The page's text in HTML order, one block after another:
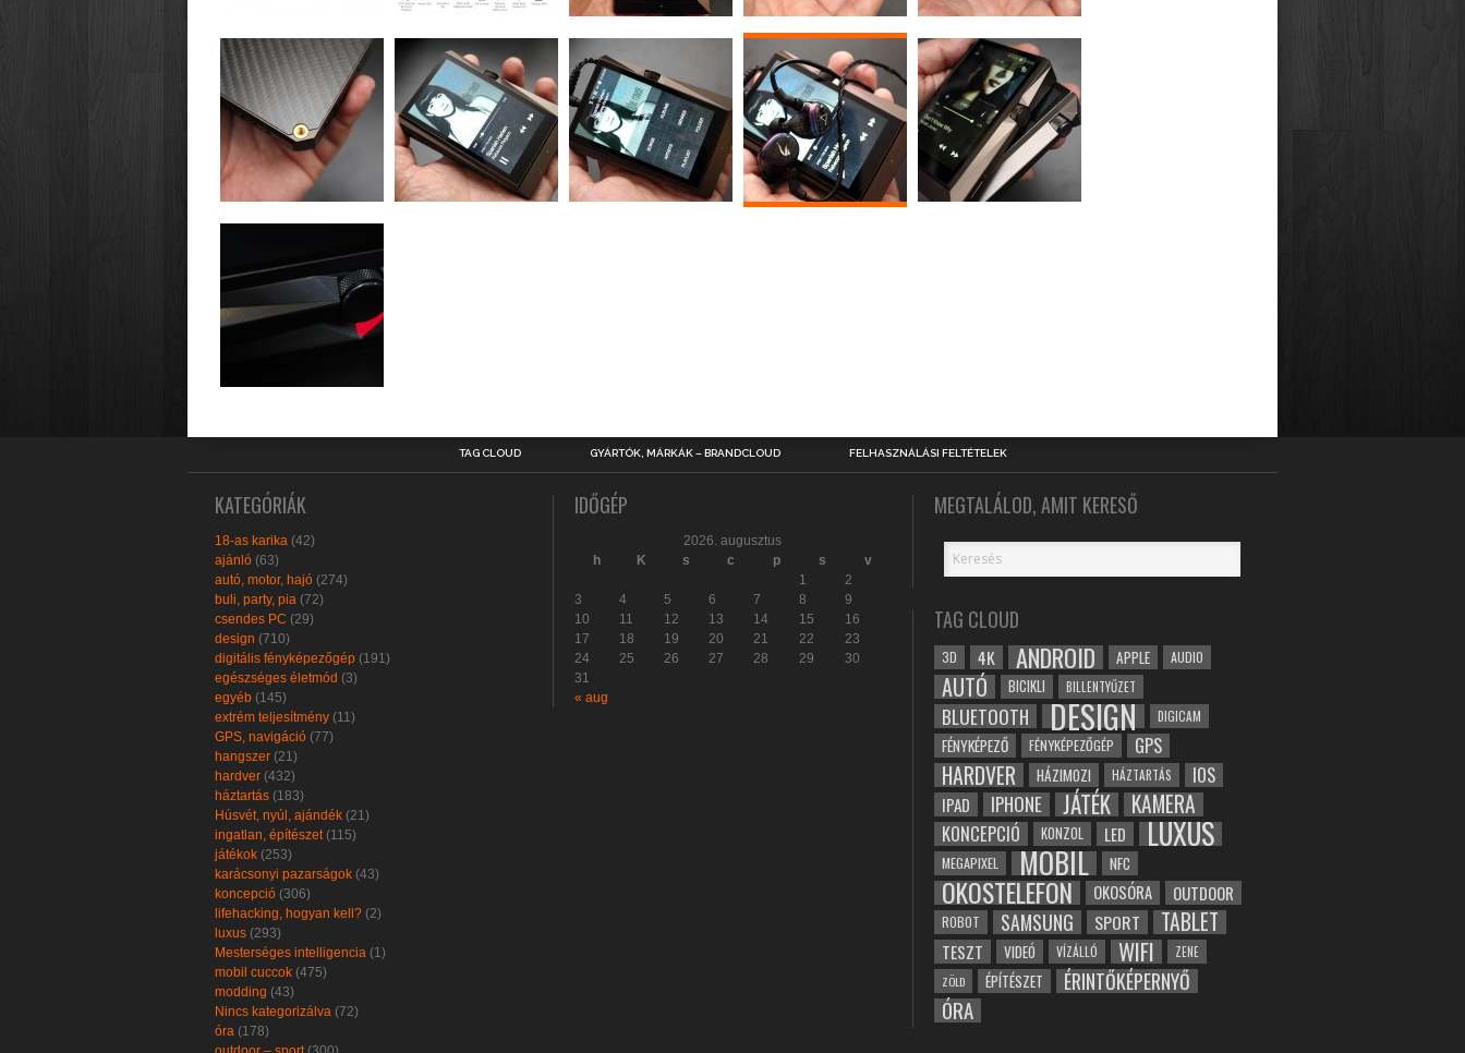
TAG CLOUD GYÁRTÓK, MÁRKÁK – BRANDCLOUD FELHASZNÁLÁSI FELTÉTELEK
KATEGÓRIÁK
18-as karika (42)
ajánló (63)
autó, motor, hajó (274)
buli, party, pia (72)
csendes PC (29)
design (710)
digitális fényképezőgép (191)
egészséges életmód (3)
egyéb (145)
extrém teljesítmény (11)
GPS, navigáció (77)
hangszer (21)
hardver (432)
háztartás (183)
Húsvét, nyúl, ajándék (21)
ingatlan, építészet (115)
játékok (253)
karácsonyi pazarságok (43)
koncepció (306)
lifehacking, hogyan kell? (2)
luxus (293)
Mesterséges intelligencia (1)
mobil cuccok (475)
modding (43)
Nincs kategorizálva (72)
óra (178)
IDŐGÉP
2026. augusztus
h
K s c p s
v
1
2
3
4 5 6 7 8
9
10
11 12 13 14 15
16
17
18 19 20 21 22
23
24
25 26 27 28 29
30
31
« aug
MEGTALÁLOD, AMIT KERESŐ
TAG CLOUD
3D 4K ANDROID APPLE AUDIO
AUTÓ BICIKLI BILLENTYŰZET
BLUETOOTH DESIGN DIGICAM
FÉNYKÉPEZŐ FÉNYKÉPEZŐGÉP GPS
HARDVER HÁZIMOZI HÁZTARTÁS IOS
IPAD IPHONE JÁTÉK KAMERA
KONCEPCIÓ KONZOL LED LUXUS
MEGAPIXEL MOBIL NFC
OKOSTELEFON OKOSÓRA OUTDOOR
ROBOT SAMSUNG SPORT TABLET
TESZT VIDEÓ VÍZÁLLÓ WIFI
ZENE
ZÖLD
ÉPÍTÉSZET ÉRINTŐKÉPERNYŐ
ÓRA